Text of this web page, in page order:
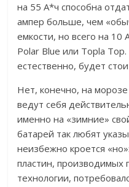
на 55 А*ч способна
ампер больше, чем
емкости, но всего на 10
Polar Blue или Topla
естественно, будет
Нет, конечно, на
ведут себя
именно на «зимние»
батарей так любят
неизбежно кроется
пластин, производимых
технологии,